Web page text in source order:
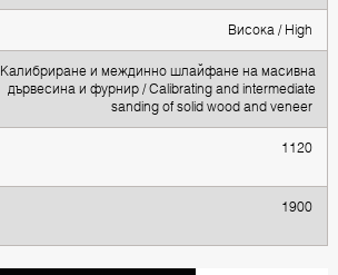
Висока / High
Калибриране и междинно шлайфане на масивна
дървесина и фурнир / Calibrating and intermediate
sanding of solid wood and veneer
1120
1900